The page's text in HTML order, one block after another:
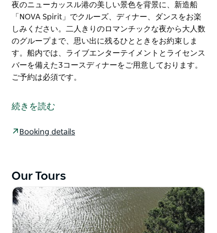
夜のニューカッスル港の美しい景色を背景に、新造船
「NOVA Spirit」でクルーズ、ディナー、ダンスをお楽
しみください。二人きりのロマンチックな夜から大人数
のグループまで、思い出に残るひとときをお約束しま
す。船内では、ライブエンターテイメントとライセンス
バーを備えた3コースディナーをご用意しております。
ご予約は必須です。
「NOVA Spirit」でクルーズ、ディナー、ダンスをお楽
しみください。二人きりのロマンチックな夜から大人数
す。船内では、ライブエンターテイメントとライセンス
続きを読む
Booking details
Our Tours